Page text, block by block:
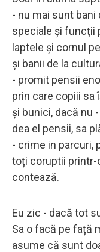
- nu mai sunt bani
speciale și funcții
laptele și cornul
și banii de la
- promit pensii
prin care copiii sa
și bunici, dacă nu
dea el pensii, sa
- crime in parcuri,
toți coruptii printr-
contează.
Eu zic - dacă tot
Sa o facă pe față
asume că sunt